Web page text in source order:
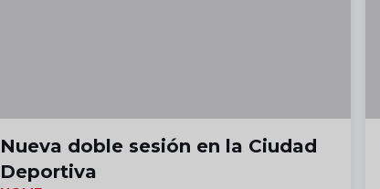
Nueva doble sesión en la Ciudad
Deportiva